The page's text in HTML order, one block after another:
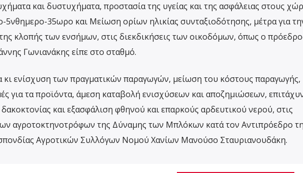
και δυστυχήματα, προστασία της υγείας και της ασφάλειας στους
5νθημερο-35ωρο και Μείωση ορίων ηλικίας συνταξιοδότησης, μέτρα για
κλοπής των ενσήμων, στις διεκδικήσεις των οικοδόμων, όπως ο
Γωνιανάκης είπε στο σταθμό.
κι ενίσχυση των πραγματικών παραγωγών, μείωση του κόστους παραγωγής,
για τα προϊόντα, άμεση καταβολή ενισχύσεων και αποζημιώσεων,
και εξασφάλιση φθηνού και επαρκούς αρδευτικού νερού, στις
αγροτοκτηνοτρόφων της Δύναμης των Μπλόκων κατά τον Αντιπρόεδρο
Αγροτικών Συλλόγων Νομού Χανίων Μανούσο Σταυριανουδάκη.